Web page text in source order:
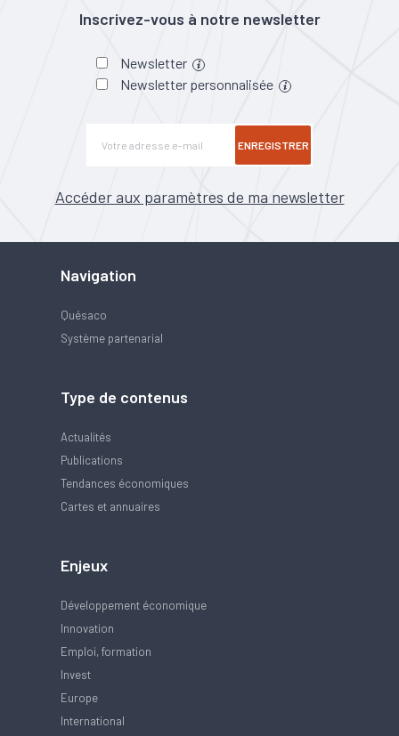
Inscrivez-vous à notre newsletter
Newsletter
Newsletter personnalisée
ENREGISTRER
Accéder aux paramètres de ma newsletter
Navigation
Quésaco
Système partenarial
Type de contenus
Actualités
Publications
Tendances économiques
Cartes et annuaires
Enjeux
Développement économique
Innovation
Emploi, formation
Invest
Europe
International